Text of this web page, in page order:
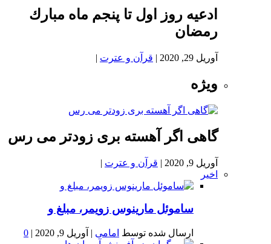
ادعيه روز اول تا پنجم ماه مبارك
رمضان
آوریل 29, 2020 | قرآن و عترت |
ویژه
گاهی اگر آهسته بری زودتر می رس
آوریل 9, 2020 | قرآن و عترت |
اخیر
ساموئل مارینوس زویمر، مبلغ و
ارسال شده توسط امامی | آوریل 9, 2020 |
0